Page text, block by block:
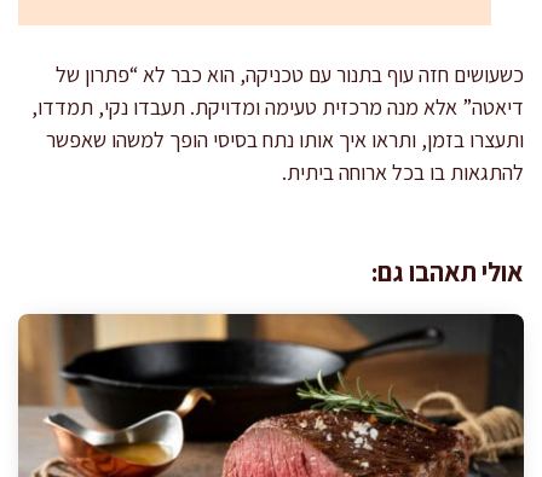
כשעושים חזה עוף בתנור עם טכניקה, הוא כבר לא “פתרון של
דיאטה” אלא מנה מרכזית טעימה ומדויקת. תעבדו נקי, תמדדו,
ותעצרו בזמן, ותראו איך אותו נתח בסיסי הופך למשהו שאפשר
להתגאות בו בכל ארוחה ביתית.
אולי תאהבו גם: